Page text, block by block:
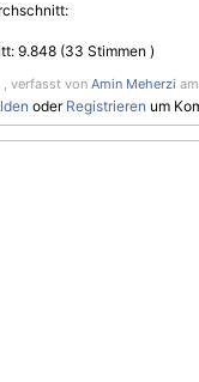
9.848 (33 Stimmen )
verfasst von Amin Meherzi
oder Registrieren um